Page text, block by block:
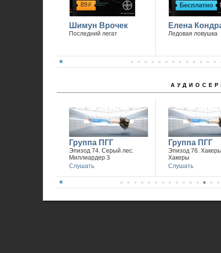
89р
Шимун Врочек
Последний легат
Бесплатно
Елена
Ледовая ловушка
Группа ПГГ
Эпизод 74. Серый лес.
Миллиардер 3
Слушать
Группа ПГГ
Эпизод 76.
Хакеры
Слушать